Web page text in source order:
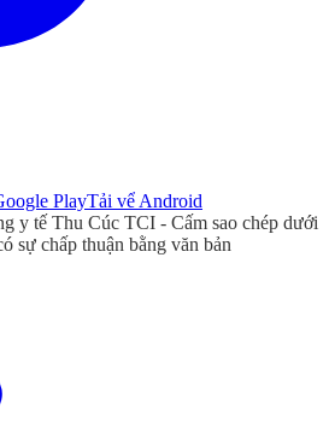
Tải vể Android
y tế Thu Cúc TCI - Cấm sao chép dưới
sự chấp thuận bằng văn bản